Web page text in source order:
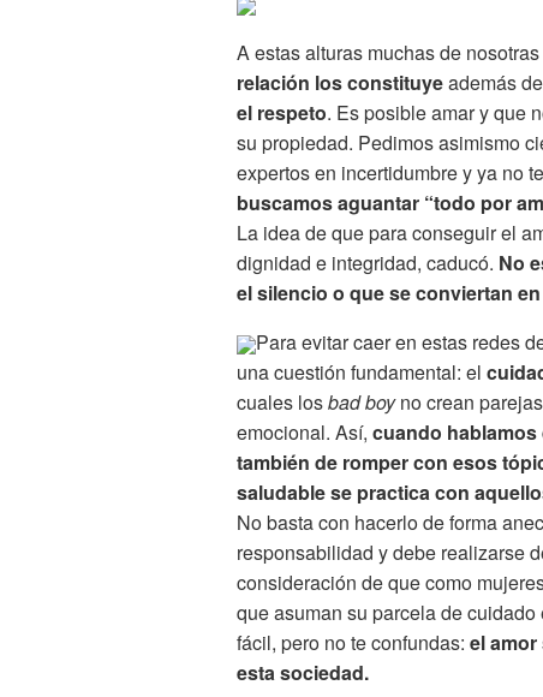
A estas alturas muchas de
relación los constituyeademás
el respeto. Es posible amar y que
su propiedad. Pedimos asimismo
expertos en incertidumbre y ya no
buscamos aguantar “todo por
La idea de que para conseguir el
dignidad e integridad, caducó. No
el silencio o que se conviertan
Para evitar caer en estas redes
una cuestión fundamental: el
cuales losbad boyno crean
emocional. Así, cuando
también de romper con esos
saludable se practica con
No basta con hacerlo de forma
responsabilidad y debe realizarse
consideración de que como
que asuman su parcela de
fácil, pero no te confundas: el
esta sociedad.